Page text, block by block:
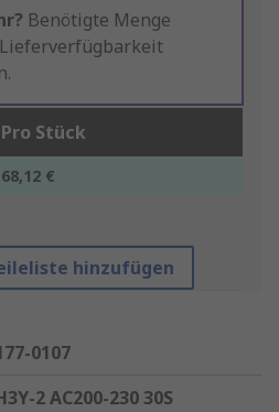
Benötigte Menge
Pro Stück
68,12 €
hinzufügen
0107
2 AC200-230 30S